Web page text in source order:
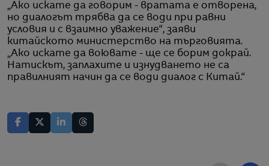
„Ако искате да говорим - вратата е отворена,
но диалогът трябва да се води при равни
условия и с взаимно уважение“, заяви
китайското министерство на търговията.
„Ако искате да воювате - ще се борим докрай.
Натискът, заплахите и изнудването не са
правилният начин да се води диалог с Китай.“